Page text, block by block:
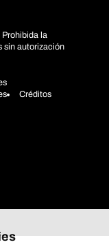
la
sin autorización
Créditos